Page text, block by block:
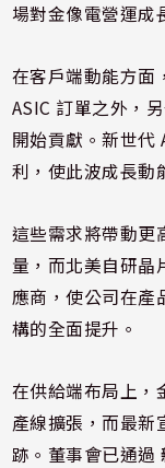
場對金像電營運成
在客戶端動能方面
ASIC 訂單之外，
開始貢獻。新世代
利，使此波成長動
這些需求將帶動更
量，而北美自研晶
應商，使公司在產
構的全面提升。
在供給端布局上，
產線擴張，而最新
跡。董事會已通過